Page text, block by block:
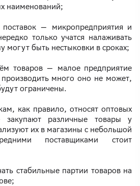
наименований;
поставок — микропредприятия и
только учатся налаживать
могут быть нестыковки в сроках;
товаров — малое предприятие
производить много оно не может,
ограничены.
как правило, относят оптовых
закупают различные товары у
их в магазины с небольшой
поставщиками стоит
стабильные партии товаров на